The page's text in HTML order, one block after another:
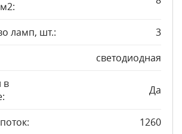
ламп, шт.:
3
светодиодная
в
Да
1260